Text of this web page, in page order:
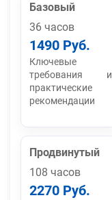
Базовый
36 часов
1490 Руб.
Ключевые
требования и
практические
рекомендации
Продвинутый
108 часов
2270 Руб.